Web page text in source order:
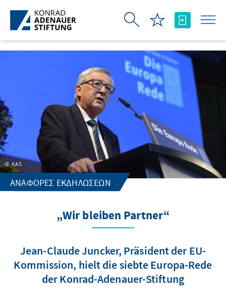
Skip to Main Content
KAS
ΑΝΑΦΟΡΈΣ ΕΚΔΗΛΏΣΕΩΝ
„Wir bleiben Partner“
Jean-Claude Juncker, Präsident der EU-
Kommission, hielt die siebte Europa-Rede
der Konrad-Adenauer-Stiftung